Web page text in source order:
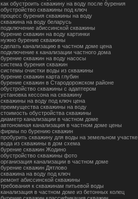
как обустроить скважину на воду после бурения
обустройство скважины под ключ
процесс бурения скважины на воду
скважина на воду беларусь
подключение абиссинской скважины
бурение скважин на воду картинки
нужно бурение скважины
сделать канализацию в частном доме цена
подключение к канализации частного дома
бурение скважин на воду насосы
система бурения скважин
системы очистки воды из скважины
бурение скважин карта глубин
бурение скважин в Стародорожском районе
обустройство скважины с адаптером
установка кессона на скважину
скважины на воду под ключ цена
преимущества скважины на воду
стоимость обустройства скважины
диаметр канализации в частном доме
автономная канализация в частном доме цены
фирмы по бурению скважин
пробурить скважину для воды на земельном участке
вода из скважины в дом схема
бурение скважин Жодино
обустройство скважины фото
организация канализации в частном доме
бурение скважин Дятлово
скважина на воду под ключ
ремонт абиссинской скважины
требования к скважинам питьевой воды
канализация в частном доме из бетонных колец